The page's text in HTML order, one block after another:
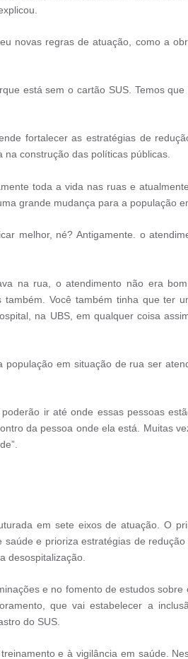
novas regras de atuação, como a
está sem o cartão SUS. Temos
fortalecer as estratégias de
construção das políticas públicas.
toda a vida nas ruas e
grande mudança para a população
melhor, né? Antigamente. o
na rua, o atendimento não era
Você também tinha que ter
na UBS, em qualquer coisa
em situação de rua ser
ir até onde essas pessoas
da pessoa onde ela está. Muitas
em sete eixos de atuação. O
e prioriza estratégias de
desospitalização.
e no fomento de estudos sobre
que vai estabelecer a
do SUS.
e à vigilância em saúde.